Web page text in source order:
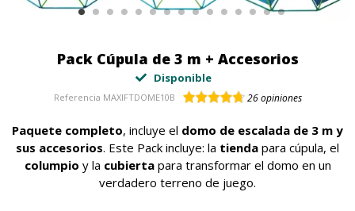
Pack Cúpula de 3 m + Accesorios
Disponible
Referencia MAXIFTDOME10B 26opiniones
Paquete completo, incluye el domo de escalada de 3 m y
sus accesorios. Este Pack incluye: la tienda para cúpula, el
columpio y la cubiertapara transformar el domo en un
verdadero terreno de juego.